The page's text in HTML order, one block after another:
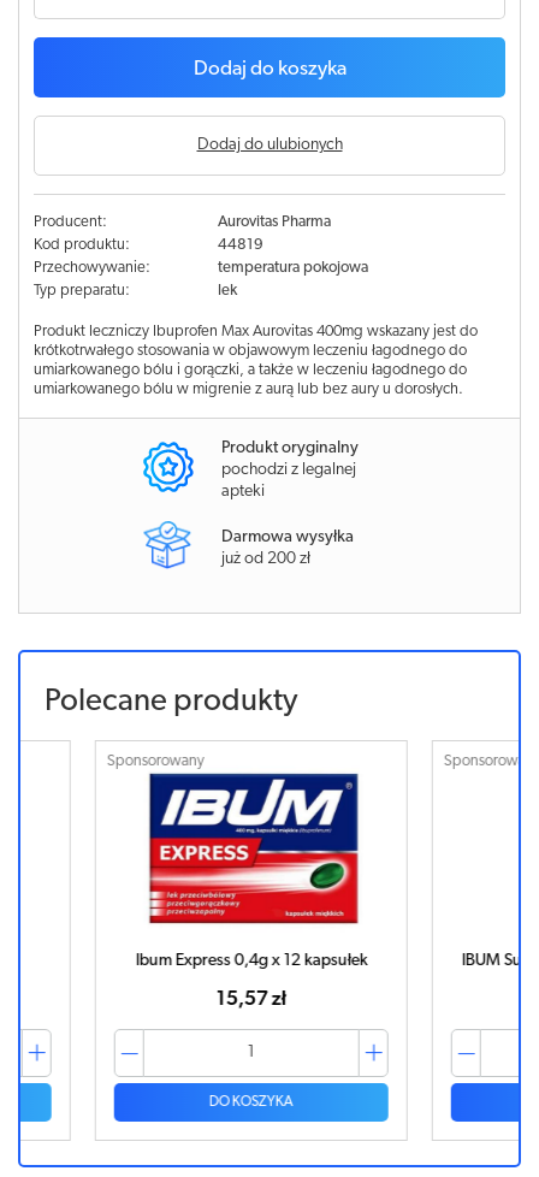
Dodaj do koszyka
Dodaj do ulubionych
Producent:
Aurovitas Pharma
Kod produktu:
44819
Przechowywanie:
temperatura pokojowa
Typ preparatu:
lek
Produkt leczniczy Ibuprofen Max Aurovitas 400mg wskazany jest do
krótkotrwałego stosowania w objawowym leczeniu łagodnego do
umiarkowanego bólu i gorączki, a także w leczeniu łagodnego do
umiarkowanego bólu w migrenie z aurą lub bez aury u dorosłych.
Produkt oryginalny
pochodzi z legalnej
apteki
Darmowa wysyłka
już od 200 zł
Polecane produkty
Sponsorowany
IBUM Supermax 0,6g x 20 kapsułek
29,84 zł
DO KOSZYKA
IBUM